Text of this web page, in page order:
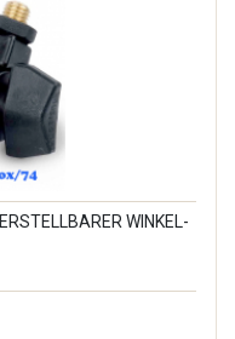
WINKEL-